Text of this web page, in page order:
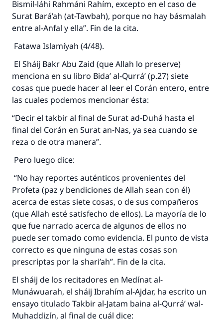
Bismil-láhi Rahmáni Rahím, excepto en el caso de
Surat Bará’ah (at-Tawbah), porque no hay básmalah
entre al-Anfal y ella”. Fin de la cita.
Fatawa Islamíyah (4/48).
El Sháij Bakr Abu Zaid (que Allah lo preserve)
menciona en su libro Bida’ al-Qurrá’ (p.27) siete
cosas que puede hacer al leer el Corán entero, entre
las cuales podemos mencionar ésta:
“Decir el takbir al final de Surat ad-Duhá hasta el
final del Corán en Surat an-Nas, ya sea cuando se
reza o de otra manera”.
Pero luego dice:
“No hay reportes auténticos provenientes del
Profeta (paz y bendiciones de Allah sean con él)
acerca de estas siete cosas, o de sus compañeros
(que Allah esté satisfecho de ellos). La mayoría de lo
que fue narrado acerca de algunos de ellos no
puede ser tomado como evidencia. El punto de vista
correcto es que ninguna de estas cosas son
prescriptas por la shari’ah”. Fin de la cita.
El sháij de los recitadores en Medínat al-
Munáwuarah, el sháij Ibrahím al-Ajdar, ha escrito un
ensayo titulado Takbir al-Jatam baina al-Qurrá’ wal-
Muhaddizín, al final de cuál dice: